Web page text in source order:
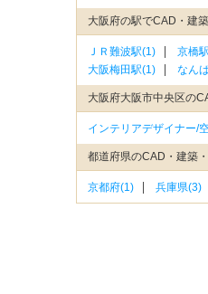
大阪府の駅でCAD・建
ＪＲ難波駅(1) 京橋
大阪梅田駅(1)
なん
大阪府大阪市中央区の
インテリアデザイナー/
都道府県のCAD・建築
京都府(1) 兵庫県(3)